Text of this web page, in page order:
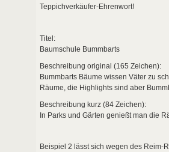
Teppichverkäufer-Ehrenwort!
Titel:
Baumschule Bummbarts
Beschreibung original (165 Zeichen):
Bummbarts Bäume wissen Väter zu
Räume, die Highlights sind aber
Beschreibung kurz (84 Zeichen):
In Parks und Gärten genießt man die
Beispiel 2 lässt sich wegen des Reim-